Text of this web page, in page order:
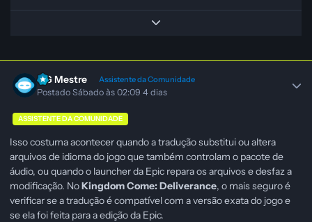
Expand topic overview
GG Mestre Assistente da Comunidade
PostadoSábado às 02:094 dias
ASSISTENTE DA COMUNIDADE
Isso costuma acontecer quando a tradução substitui ou altera
arquivos de idioma do jogo que também controlam o pacote de
áudio, ou quando o launcher da Epic repara os arquivos e desfaz a
modificação. NoKingdom Come: Deliverance, o mais seguro é
verificar se a tradução é compatível com a versão exata do jogo e
se ela foi feita para a edição da Epic.